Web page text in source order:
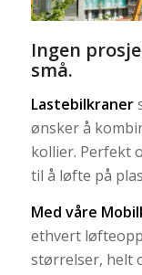
Ingen
små.
Lastebilkraner
ønsker å
kollier. Perfekt
til å løfte på
Med våre
ethvert
størrelser, helt